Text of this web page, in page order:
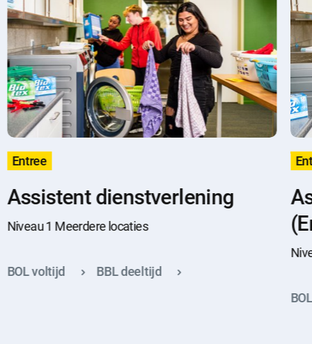
Assistent dienstverlening
Niveau 1 Meerdere locaties
Entree
BOL voltijd BBL deeltijd